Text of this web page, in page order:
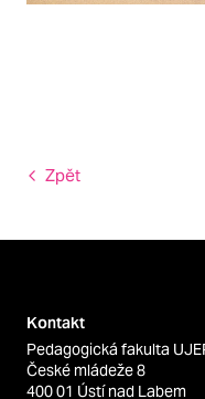
Zpět
Kontakt
Pedagogická fakulta
České mládeže 8
400 01 Ústí nad Labem